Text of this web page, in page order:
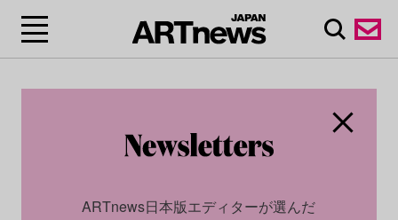
ARTnews日本版エディターが選んだ